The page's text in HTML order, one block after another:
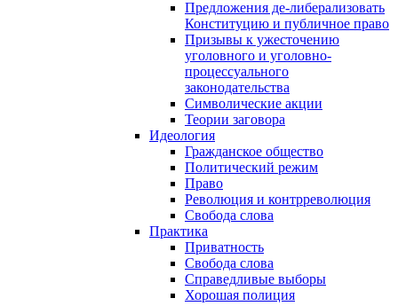
Предложения де-либерализовать
Конституцию и публичное право
Призывы к ужесточению
уголовного и уголовно-
процессуального
законодательства
Символические акции
Теории заговора
Идеология
Гражданское общество
Политический режим
Право
Революция и контрреволюция
Свобода слова
Практика
Приватность
Свобода слова
Справедливые выборы
Хорошая полиция